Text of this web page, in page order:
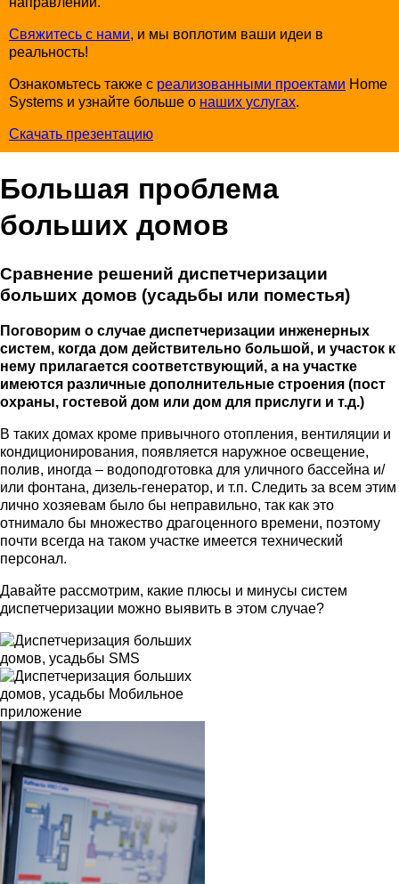
Свяжитесь с нами, и мы воплотим ваши идеи в
реальность!
Ознакомьтесь также с реализованными проектами Home
Systems и узнайте больше о наших услугах.
Скачать презентацию
Большая проблема
больших домов
Сравнение решений диспетчеризации
больших домов (усадьбы или поместья)
Поговорим о случае диспетчеризации инженерных
систем, когда дом действительно большой, и участок к
нему прилагается соответствующий, а на участке
имеются различные дополнительные строения (пост
охраны, гостевой дом или дом для прислуги и т.д.)
В таких домах кроме привычного отопления, вентиляции и
кондиционирования, появляется наружное освещение,
полив, иногда – водоподготовка для уличного бассейна и/
или фонтана, дизель-генератор, и т.п. Следить за всем этим
лично хозяевам было бы неправильно, так как это
отнимало бы множество драгоценного времени, поэтому
почти всегда на таком участке имеется технический
персонал.
Давайте рассмотрим, какие плюсы и минусы систем
диспетчеризации можно выявить в этом случае?